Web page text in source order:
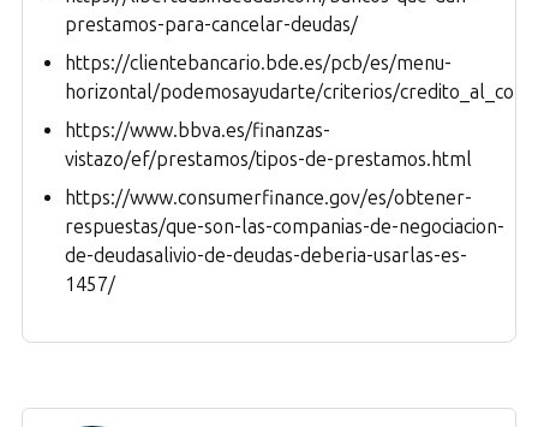
prestamos-para-cancelar-deudas/
https://clientebancario.bde.es/pcb/es/menu-
horizontal/podemosayudarte/criterios/
https://www.bbva.es/finanzas-
vistazo/ef/prestamos/tipos-de-prestamos.html
https://www.consumerfinance.gov/es/obtener-
respuestas/que-son-las-companias-de-negociacion-
de-deudasalivio-de-deudas-deberia-usarlas-es-
1457/